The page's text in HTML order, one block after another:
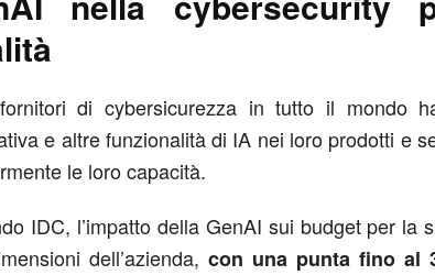
di cybersicurezza in tutto il mondo
e altre funzionalità di IA nei loro prodotti e
le loro capacità.
IDC, l’impatto della GenAI sui budget per la
dell’azienda, con una punta fino al